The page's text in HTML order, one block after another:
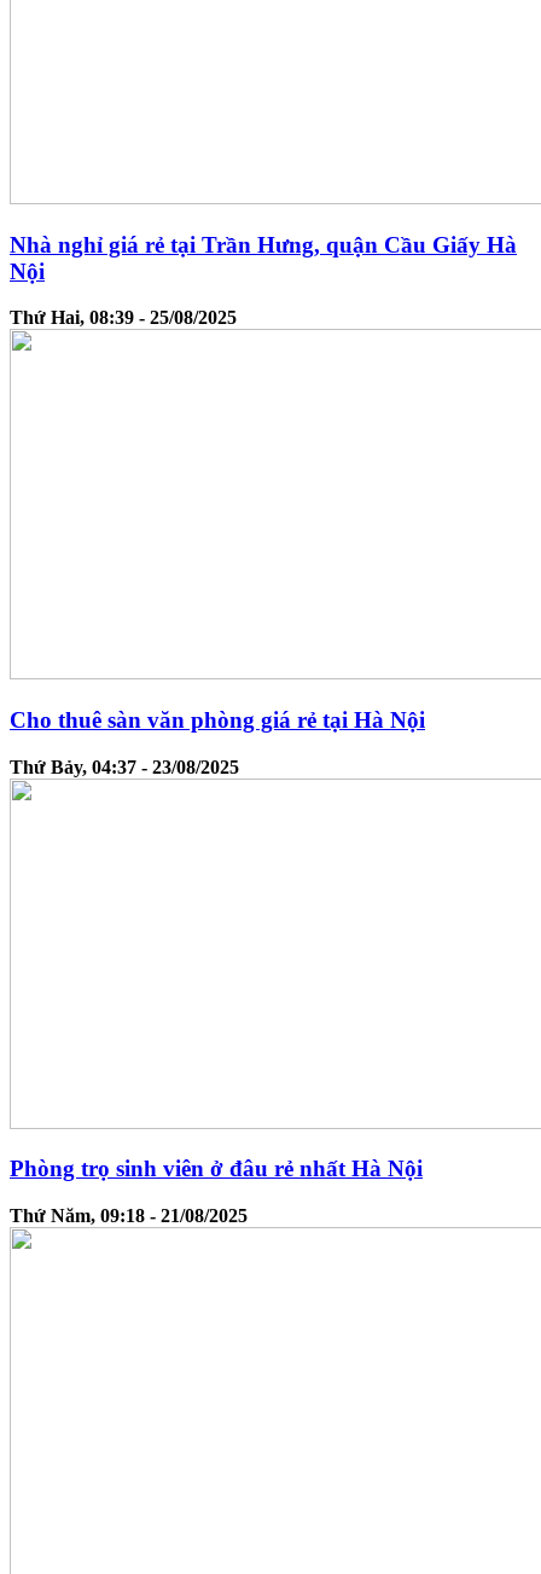
Nhà nghỉ giá rẻ tại Trần Hưng, quận Cầu Giấy Hà
Nội
Thứ Hai, 08:39 - 25/08/2025
Cho thuê sàn văn phòng giá rẻ tại Hà Nội
Thứ Bảy, 04:37 - 23/08/2025
Phòng trọ sinh viên ở đâu rẻ nhất Hà Nội
Thứ Năm, 09:18 - 21/08/2025